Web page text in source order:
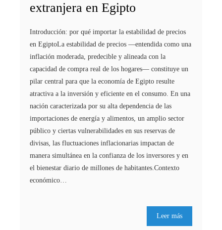
extranjera en Egipto
Introducción: por qué importar la estabilidad de precios
en EgiptoLa estabilidad de precios —entendida como una
inflación moderada, predecible y alineada con la
capacidad de compra real de los hogares— constituye un
pilar central para que la economía de Egipto resulte
atractiva a la inversión y eficiente en el consumo. En una
nación caracterizada por su alta dependencia de las
importaciones de energía y alimentos, un amplio sector
público y ciertas vulnerabilidades en sus reservas de
divisas, las fluctuaciones inflacionarias impactan de
manera simultánea en la confianza de los inversores y en
el bienestar diario de millones de habitantes.Contexto
económico…
Leer más